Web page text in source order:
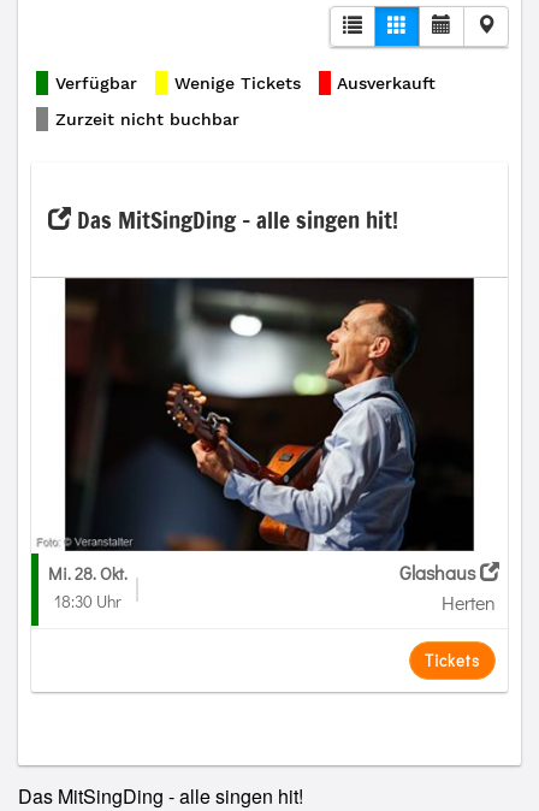
Verfügbar Wenige Tickets
Ausverkauft
Zurzeit nicht buchbar
Das MitSingDing - alle singen hit!
Mi. 28. Okt.
18:30 Uhr
Glashaus
Herten
Tickets
Das MitSingDing - alle singen hit!